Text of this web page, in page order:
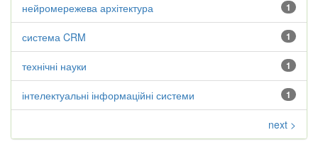
1
нейромережева архітектура
1
система CRM
1
технічні науки
1
інтелектуальні інформаційні системи
next >